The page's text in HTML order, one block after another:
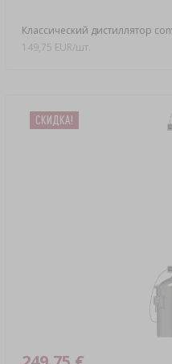
Классический дистиллятор
149,75 EUR/шт.
СКИДКA!